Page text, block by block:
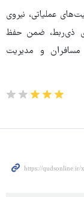
عملیاتی، نیروی
ذی‌ربط، ضمن حفظ
مسافران و مدیریت